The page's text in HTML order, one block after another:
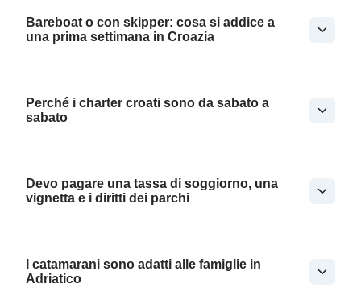
Bareboat o con skipper: cosa si addice a
una prima settimana in Croazia
Perché i charter croati sono da sabato a
sabato
Devo pagare una tassa di soggiorno, una
vignetta e i diritti dei parchi
I catamarani sono adatti alle famiglie in
Adriatico